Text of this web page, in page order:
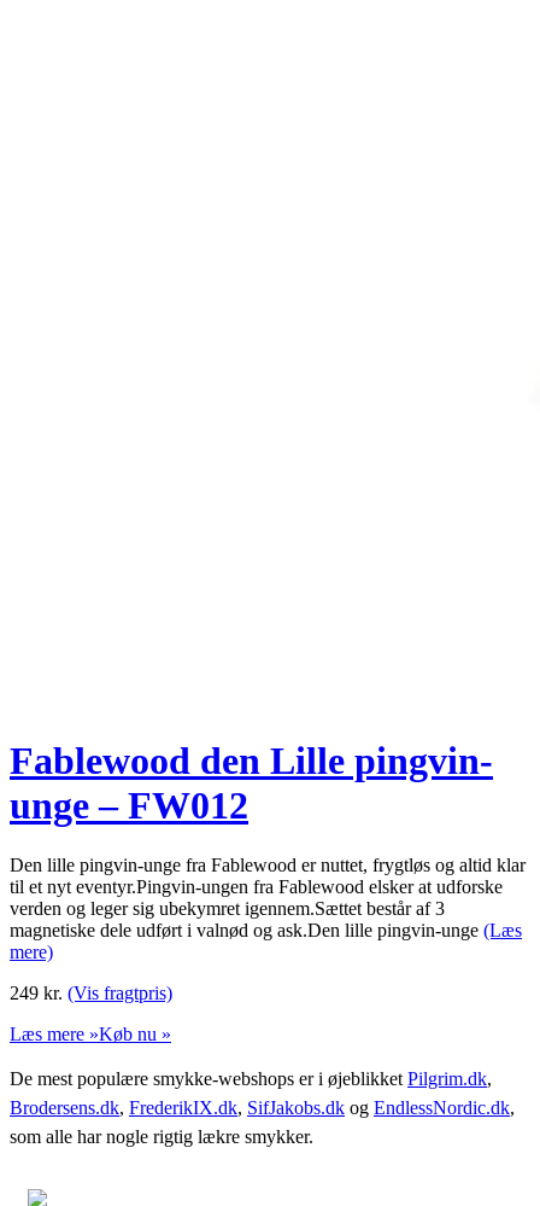
Fablewood den Lille pingvin-
unge – FW012
Den lille pingvin-unge fra Fablewood er nuttet, frygtløs og altid klar
til et nyt eventyr.Pingvin-ungen fra Fablewood elsker at udforske
verden og leger sig ubekymret igennem.Sættet består af 3
magnetiske dele udført i valnød og ask.Den lille pingvin-unge (Læs
mere)
249 kr. (Vis fragtpris)
Læs mere »Køb nu »
De mest populære smykke-webshops er i øjeblikket Pilgrim.dk,
Brodersens.dk, FrederikIX.dk, SifJakobs.dk og EndlessNordic.dk,
som alle har nogle rigtig lækre smykker.